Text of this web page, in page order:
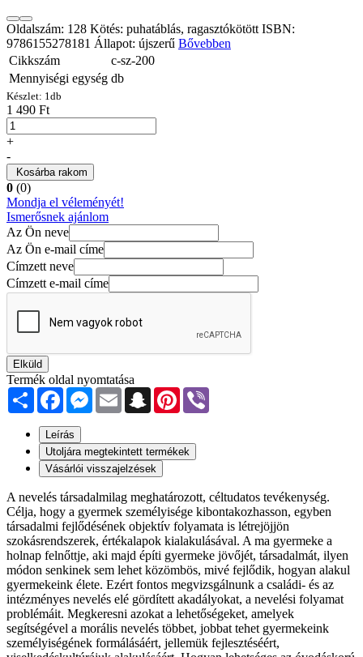
Oldalszám: 128 Kötés: puhatáblás, ragasztókötött ISBN:
9786155278181 Állapot: újszerű Bővebben
Cikkszám
c-sz-200
Mennyiségi egység db
Készlet: 1 db
1 490 Ft
+
-
Kosárba rakom
0 (0)
Mondja el véleményét!
Ismerősnek ajánlom
Az Ön neve
Az Ön e-mail címe
Címzett neve
Címzett e-mail címe
Elküld
Termék oldal nyomtatása
Share FacebookMessenger
Email SnapchatPinterest
Leírás
Utoljára megtekintett termékek
Vásárlói visszajelzések
A nevelés társadalmilag meghatározott, céltudatos tevékenység.
Célja, hogy a gyermek személyisége kibontakozhasson, egyben
társadalmi fejlődésének objektív folyamata is létrejöjjön
szokásrendszerek, értékalapok kialakulásával. A ma gyermeke a
holnap felnőttje, aki majd építi gyermeke jövőjét, társadalmát, ilyen
módon senkinek sem lehet közömbös, mivé fejlődik, hogyan alakul
gyermekeink élete. Ezért fontos megvizsgálnunk a családi- és az
intézményes nevelés elé gördített akadályokat, a nevelési folyamat
problémáit. Megkeresni azokat a lehetőségeket, amelyek
segítségével a morális nevelés többet, jobbat tehet gyermekeink
személyiségének formálásáért, jellemük fejlesztéséért,